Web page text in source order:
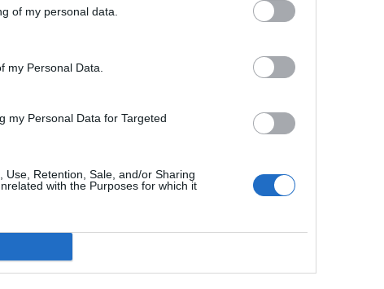
of my personal data.
my Personal Data.
my Personal Data for Targeted
Use, Retention, Sale, and/or Sharing
with the Purposes for which it
stopa, tzw. referencyjna, wynosi wciąż 3,75 proc.
się nie dzieje. Rządzą nimi nieco bardziej złożone mechanizmy.
Wschodzie najmocniej widać wpływają na nowo